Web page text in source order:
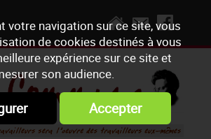
votre navigation sur ce site, vous
de cookies destinés à vous
expérience sur ce site et
son audience.
Accepter